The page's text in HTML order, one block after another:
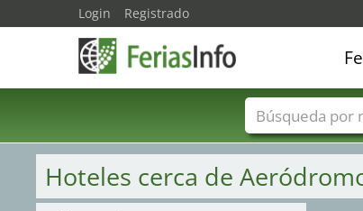
Hoteles cerca de
Login Registrado
Nombres de